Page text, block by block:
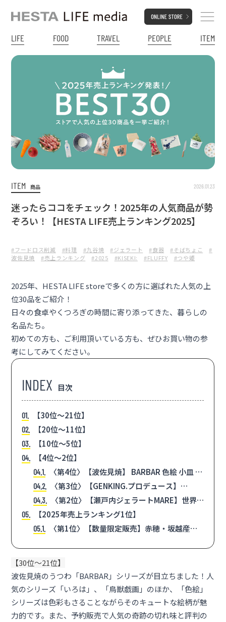
LIFE FOOD TRAVEL PEOPLE ITEM
ITEM 商品 2026.01.23
迷ったらココをチェック！2025年の人気商品が勢
ぞろい！【HESTA LIFE売上ランキング2025】
#フードロス削減 #料理 #九谷焼 #ジェラート #食器 #そばちょこ
#
波佐見焼
#売上ランキング #2025 #KISEKI: #FLUFFY #つや姫
2025年、 HESTA LIFE storeで多くの方に選ばれた人気の上
位30品をご紹介！
日々の食卓やくつろぎの時間に寄り添ってきた、暮らしの
名品たち。
初めての方も、ご利用頂いている方も、ぜひお買い物の参
考にしてみてください。
目次
1 【30位〜21位】
2 【20位〜11位】
3 【10位〜5位】
4 【4位〜2位】
4.1
〈第4位〉【波佐見焼】 BARBAR 色絵 小皿 パ
グ 1,320 円 (税込)
4.2
〈第3位〉【GENKING.プロデュース】
FLUFFY. フェイスタオル 究極の美容タオル
3,080 円 (税込)
4.3
〈第2位〉【瀬戸内ジェラートMARE】世界
最高の職人監修！ 贅沢ジェラート詰め合わせ 6種
12個セット 6,000 円 (税込)
5 【2025年売上ランキング1位】
5.1
〈第1位〉【数量限定販売】赤穂・坂越産
【30位〜21位】
波佐見焼のうつわ 「BARBAR」 シリーズが目立ちました！人
気のシリーズ「いろは」、「鳥獣戯画」のほか、「色絵」
シリーズは色彩もさることながらそのキュートな絵柄が魅
力的です。また、予約販売で人気の奇跡の切れ味と評判の